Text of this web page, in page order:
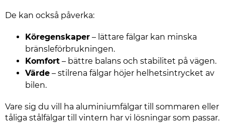
De kan också påverka:
Köregenskaper – lättare fälgar kan minska
bränsleförbrukningen.
Komfort – bättre balans och stabilitet på vägen.
Värde – stilrena fälgar höjer helhetsintrycket av
bilen.
Vare sig du vill ha aluminiumfälgar till sommaren eller
tåliga stålfälgar till vintern har vi lösningar som passar.